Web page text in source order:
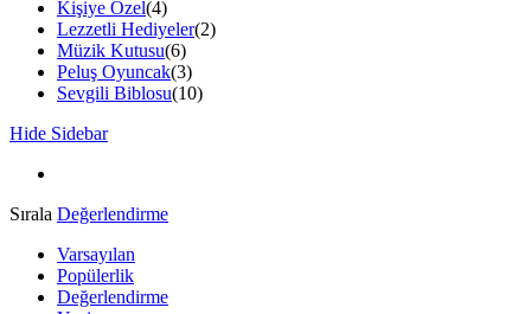
Kişiye Özel(4)
Lezzetli Hediyeler(2)
Müzik Kutusu(6)
Peluş Oyuncak(3)
Sevgili Biblosu(10)
Hide Sidebar
Sırala Değerlendirme
Varsayılan
Popülerlik
Değerlendirme